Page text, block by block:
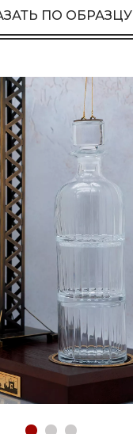
ПО ОБРАЗЦУ